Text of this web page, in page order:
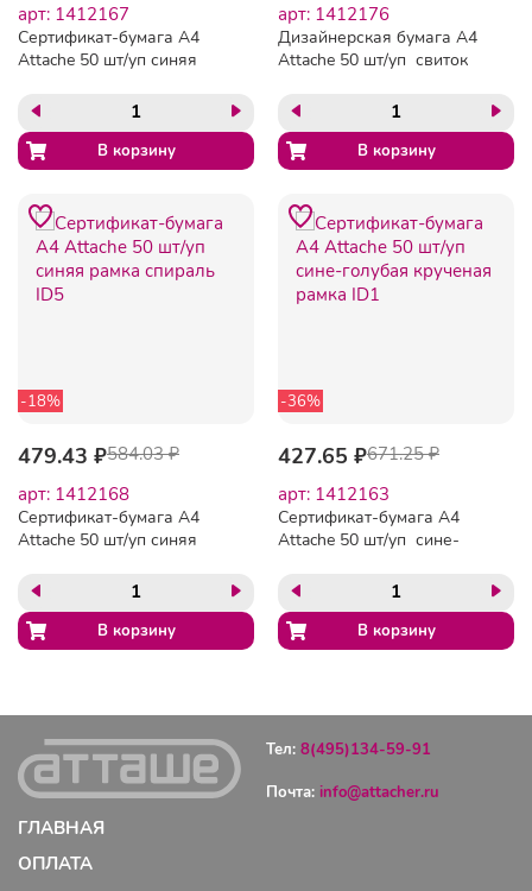
арт: 1412167
Сертификат-бумага А4
Attache 50 шт/уп синяя
арт: 1412176
Дизайнерская бумага А4
Attache 50 шт/уп свиток
-18%
479.43 ₽584.03 ₽
арт: 1412168
Сертификат-бумага А4
Attache 50 шт/уп синяя
-36%
427.65 ₽671.25 ₽
арт: 1412163
Сертификат-бумага А4
Attache 50 шт/уп сине-
ID1
Тел: 8(495)134-59-91
Почта: info@attacher.ru
ГЛАВНАЯ
ОПЛАТА